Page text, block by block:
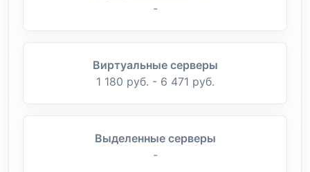
-
Виртуальные серверы
1 180 руб. - 6 471 руб.
Выделенные серверы
-